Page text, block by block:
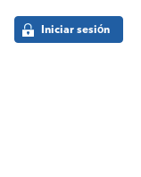
buscar Iniciar sesión